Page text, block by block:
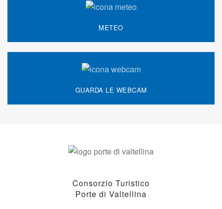
METEO
GUARDA LE WEBCAM
Consorzio Turistico
Porte di Valtellina